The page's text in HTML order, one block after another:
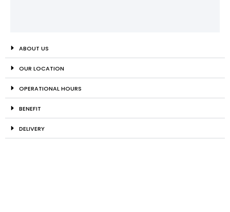
ABOUT US
OUR LOCATION
OPERATIONAL HOURS
BENEFIT
DELIVERY